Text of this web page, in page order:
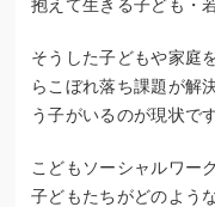
抱えて生きる子ども・
そうした子どもや家庭
らこぼれ落ち課題が解
う子がいるのが現状です
こどもソーシャルワー
子どもたちがどのよう